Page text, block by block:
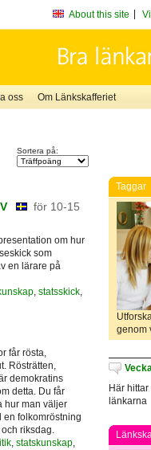
About this site
oss Om Länkskafferiet
Sortera på:
för 10-15
om hur
som
en lärare på
, statsskick,
får rösta,
Rösträtten,
demokratins
detta. Du får
hur man väljer
en folkomröstning
riksdag.
, statskunskap,
Taggar
genom
Här
länkarna